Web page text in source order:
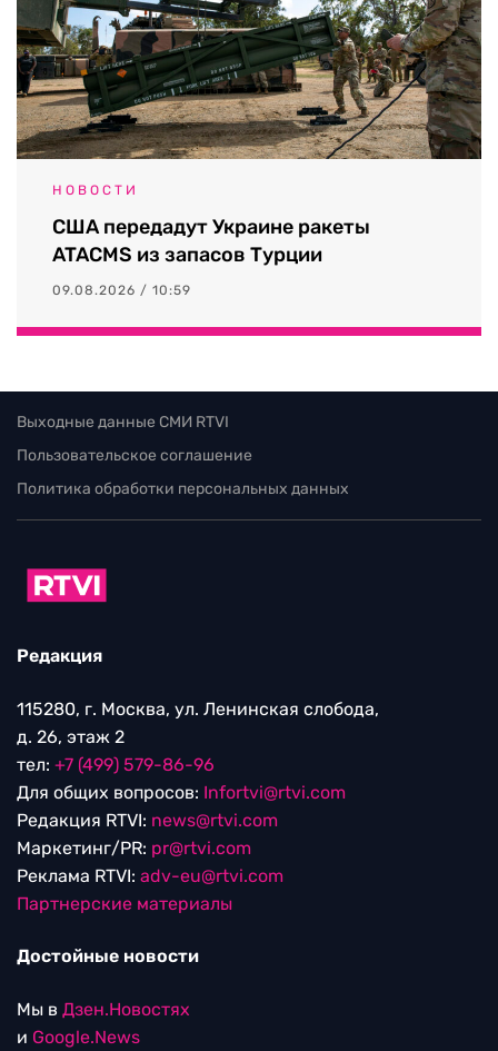
НОВОСТИ
США передадут Украине ракеты
ATACMS из запасов Турции
09.08.2026 / 10:59
Выходные данные СМИ RTVI
Пользовательское соглашение
Политика обработки персональных данных
Редакция
115280, г. Москва, ул. Ленинская слобода,
д. 26, этаж 2
тел: +7 (499) 579-86-96
Для общих вопросов: Infortvi@rtvi.com
Редакция RTVI: news@rtvi.com
Маркетинг/PR: pr@rtvi.com
Реклама RTVI: adv-eu@rtvi.com
Партнерские материалы
Достойные новости
Мы в Дзен.Новостях
и Google.News